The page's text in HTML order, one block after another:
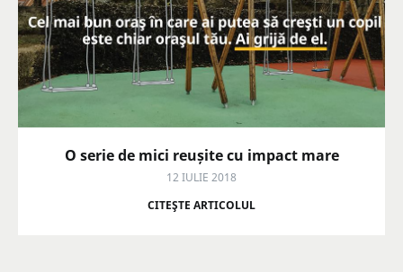
O serie de mici reușite cu impact mare
12 IULIE 2018
CITEŞTE ARTICOLUL